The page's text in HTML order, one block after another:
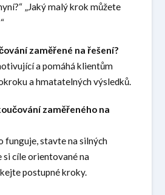
„Jaký malý krok můžete
zaměřené na řešení?
a pomáhá klientům
a hmatatelných výsledků.
zaměřeného na
funguje, stavte na silných
cíle orientované na
postupné kroky.